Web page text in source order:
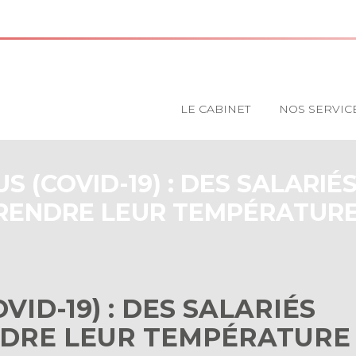
Principal
LE CABINET NOS
(COVID-19) : DES
LEUR
19) : DES SALARIÉS
LEUR TEMPÉRATURE